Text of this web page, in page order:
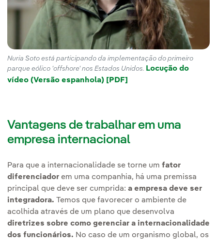
Nuria Soto está participando da implementação do primeiro
parque eólico 'offshore' nos Estados Unidos. Locução do
vídeo (Versão espanhola) [PDF]
Vantagens de trabalhar em uma
empresa internacional
Para que a internacionalidade se torne um fator
diferenciador em uma companhia, há uma premissa
principal que deve ser cumprida: a empresa deve ser
integradora. Temos que favorecer o ambiente de
acolhida através de um plano que desenvolva
diretrizes sobre como gerenciar a internacionalidade
dos funcionários. No caso de um organismo global, os